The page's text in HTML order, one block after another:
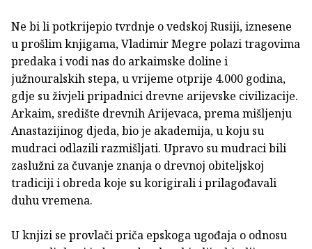
Ne bi li potkrijepio tvrdnje o vedskoj Rusiji, iznesene
u prošlim knjigama, Vladimir Megre polazi tragovima
predaka i vodi nas do arkaimske doline i
južnouralskih stepa, u vrijeme otprije 4.000 godina,
gdje su živjeli pripadnici drevne arijevske civilizacije.
Arkaim, središte drevnih Arijevaca, prema mišljenju
Anastazijinog djeda, bio je akademija, u koju su
mudraci odlazili razmišljati. Upravo su mudraci bili
zaslužni za čuvanje znanja o drevnoj obiteljskoj
tradiciji i obreda koje su korigirali i prilagođavali
duhu vremena.
U knjizi se provlači priča epskoga ugođaja o odnosu